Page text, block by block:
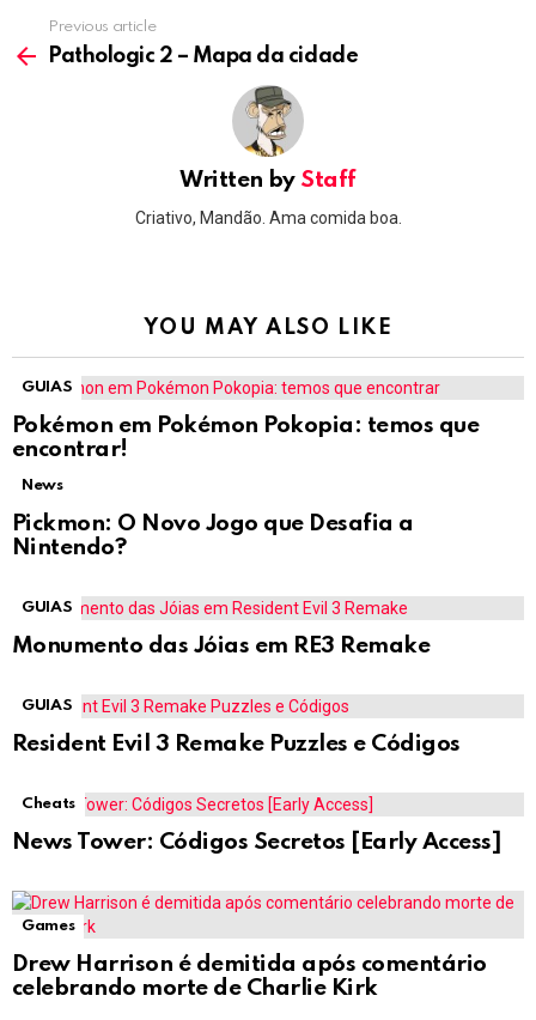
more
Previous article
Pathologic 2 – Mapa da cidade
Written by Staff
Criativo, Mandão. Ama comida boa.
YOU MAY ALSO LIKE
GUIAS
Pokémon em Pokémon Pokopia: temos que
encontrar!
News
Pickmon: O Novo Jogo que Desafia a
Nintendo?
GUIAS
Monumento das Jóias em RE3 Remake
GUIAS
Resident Evil 3 Remake Puzzles e Códigos
Cheats
News Tower: Códigos Secretos [Early Access]
Games
Drew Harrison é demitida após comentário
celebrando morte de Charlie Kirk